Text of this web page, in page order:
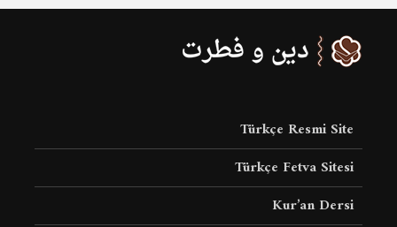
Türkçe Resmi Site
Türkçe Fetva Sitesi
Kur’an Dersi